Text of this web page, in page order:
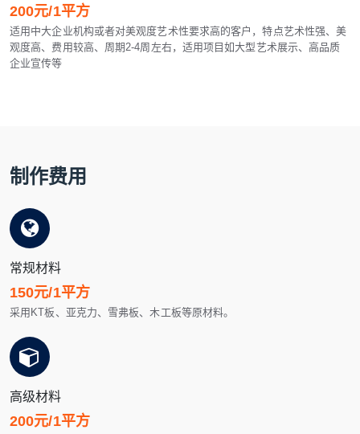
200元/1平方
适用中大企业机构或者对美观度艺术性要求高的客户，特点艺术性强、美
观度高、费用较高、周期2-4周左右，适用项目如大型艺术展示、高品质
企业宣传等
制作费用
常规材料
150元/1平方
采用KT板、亚克力、雪弗板、木工板等原材料。
高级材料
200元/1平方